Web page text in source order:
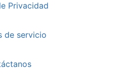
Privacidad
de servicio